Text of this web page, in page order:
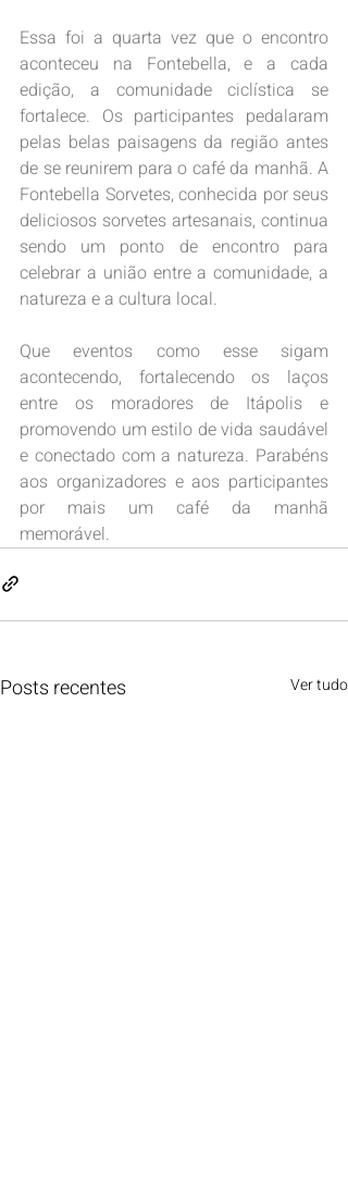
Essa foi a quarta vez que o encontro
aconteceu na Fontebella, e a cada
edição, a comunidade ciclística se
fortalece. Os participantes pedalaram
pelas belas paisagens da região antes
de se reunirem para o café da manhã. A
Fontebella Sorvetes, conhecida por seus
deliciosos sorvetes artesanais, continua
sendo um ponto de encontro para
celebrar a união entre a comunidade, a
natureza e a cultura local.
Que eventos como esse sigam
acontecendo, fortalecendo os laços
entre os moradores de Itápolis e
promovendo um estilo de vida saudável
e conectado com a natureza. Parabéns
aos organizadores e aos participantes
por mais um café da manhã
memorável.
Posts recentes Ver tudo